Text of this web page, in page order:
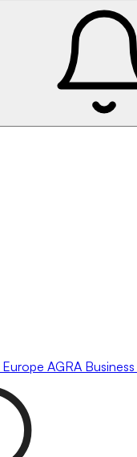
Europe AGRA Business